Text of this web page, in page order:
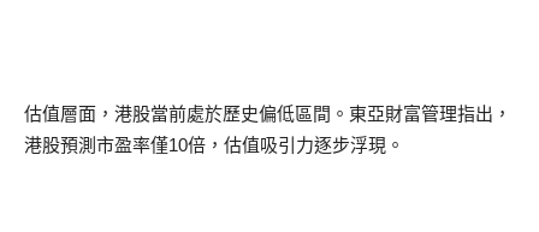
估值層面，港股當前處於歷史偏低區間。東亞財富管理指出，
港股預測市盈率僅10倍，估值吸引力逐步浮現。